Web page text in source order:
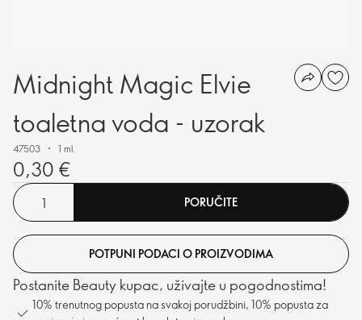
Midnight Magic Elvie
toaletna voda - uzorak
47503 1 ml.
0,30 €
PORUČITE
POTPUNI PODACI O PROIZVODIMA
Postanite Beauty kupac, uživajte u pogodnostima!
10% trenutnog popusta na svakoj porudžbini, 10% popusta za